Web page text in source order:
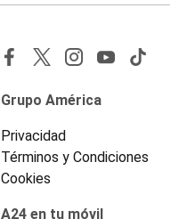
Grupo América
Privacidad
Términos y Condiciones
Cookies
A24 en tu móvil